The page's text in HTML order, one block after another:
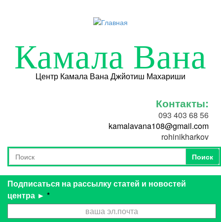
Камала Вана
Центр Камала Вана Джйотиш Махариши
Контакты:
093 403 68 56
kamalavana108@gmail.com
rohinikharkov
Форма поиска
Поиск
Поиск
Подписаться на рассылку статей и новостей
центра ► *